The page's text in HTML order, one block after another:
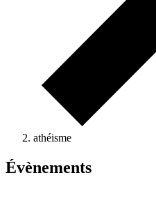
athéisme
Évènements